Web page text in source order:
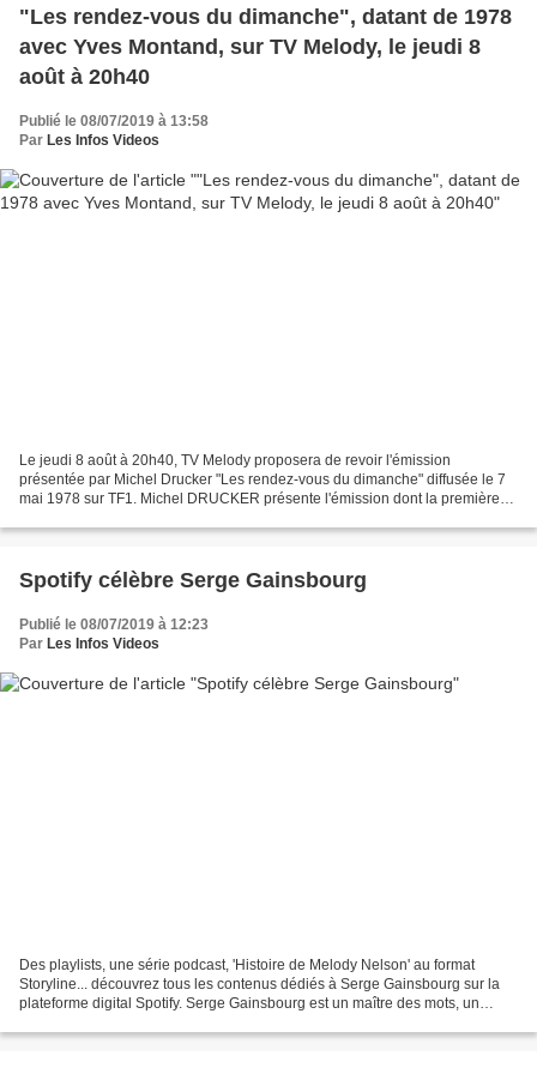
"Les rendez-vous du dimanche", datant de 1978
avec Yves Montand, sur TV Melody, le jeudi 8
août à 20h40
Publié le 08/07/2019 à 13:58
Par Les Infos Videos
Le jeudi 8 août à 20h40, TV Melody proposera de revoir l'émission
présentée par Michel Drucker "Les rendez-vous du dimanche" diffusée le 7
mai 1978 sur TF1. Michel DRUCKER présente l'émission dont la première
Spotify célèbre Serge Gainsbourg
Publié le 08/07/2019 à 12:23
Par Les Infos Videos
Des playlists, une série podcast, 'Histoire de Melody Nelson' au format
Storyline... découvrez tous les contenus dédiés à Serge Gainsbourg sur la
plateforme digital Spotify. Serge Gainsbourg est un maître des mots, un